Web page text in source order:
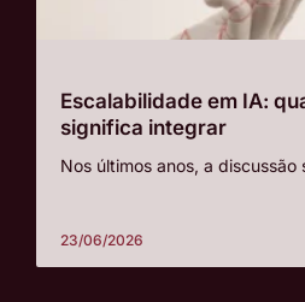
Escalabilidade em IA:
significa integrar
Nos últimos anos, a
23/06/2026